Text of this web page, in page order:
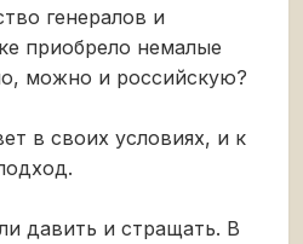
генералов и
приобрело немалые
можно и российскую?
в своих условиях, и к
давить и стращать. В